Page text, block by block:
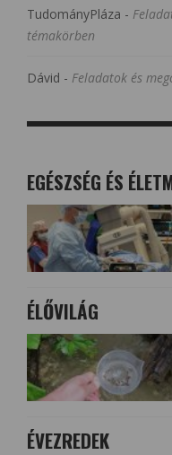
TudományPláza -
témakörben
Dávid - Feladatok és
EGÉSZSÉG ÉS
ÉLŐVILÁG
ÉVEZREDEK